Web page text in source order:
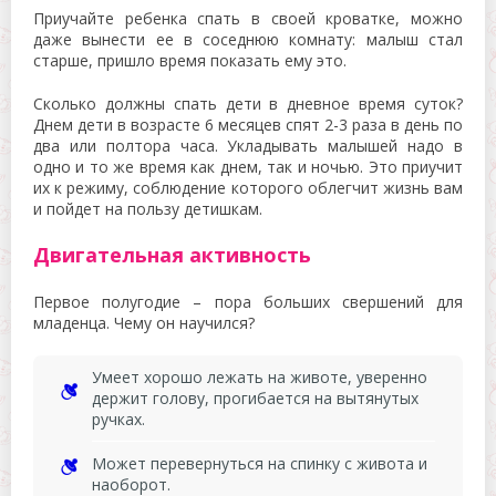
Приучайте ребенка спать в своей кроватке, можно
даже вынести ее в соседнюю комнату: малыш стал
старше, пришло время показать ему это.
Сколько должны спать дети в дневное время суток?
Днем дети в возрасте 6 месяцев спят 2-3 раза в день по
два или полтора часа. Укладывать малышей надо в
одно и то же время как днем, так и ночью. Это приучит
их к режиму, соблюдение которого облегчит жизнь вам
и пойдет на пользу детишкам.
Двигательная активность
Первое полугодие – пора больших свершений для
младенца. Чему он научился?
Умеет хорошо лежать на животе, уверенно
держит голову, прогибается на вытянутых
ручках.
Может перевернуться на спинку с живота и
наоборот.